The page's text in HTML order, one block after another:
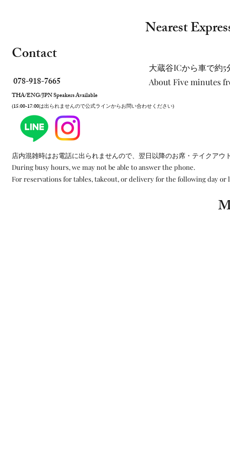
Nearest
Contact
大蔵谷ICから車で約5
About Five minutes
078-918-7665
THA/ENG/JPN Speakers Available
(15:00-17:00は出られませんので公式ラインからお問い合わせください)
店内混雑時はお電話に出られませんので、翌日以降のお席・テイクア
During busy hours, we may not be able to answer the phone.
For reservations for tables, takeout, or delivery for the following day